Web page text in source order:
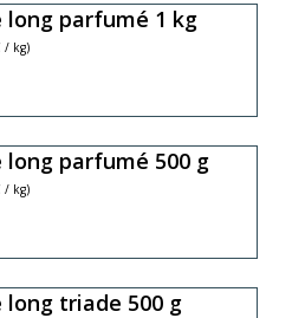
long parfumé 1 kg
/ kg)
long parfumé 500 g
/ kg)
long triade 500 g